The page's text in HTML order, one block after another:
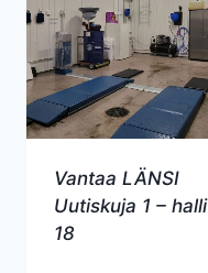
Vantaa LÄNSI
Uutiskuja 1 – halli
18